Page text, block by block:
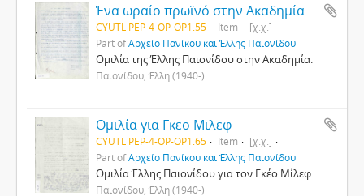
Ένα ωραίο πρωϊνό στην Ακαδημία
CYUTL PEP-4-OP-OP1.55 Item
[χ.χ.]
Part ofΑρχείο Πανίκου και Έλλης Παιονίδου
Ομιλία της Έλλης Παιονίδου στην Ακαδημία.
Παιονίδου, Έλλη (1940-)
Ομιλία για Γκεο Μιλεφ
CYUTL PEP-4-OP-OP1.65 Item
[χ.χ.]
Part ofΑρχείο Πανίκου και Έλλης Παιονίδου
Ομιλία Έλλης Παιονίδου για τον Γκέο Μίλεφ.
Παιονίδου, Έλλη (1940-)